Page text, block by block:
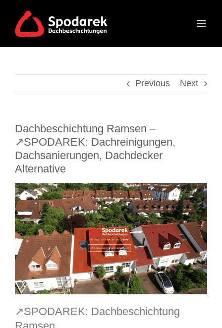
content
Previous Next
Dachbeschichtung Ramsen –
↗️SPODAREK: Dachreinigungen,
Dachsanierungen, Dachdecker
Alternative
↗️SPODAREK: Dachbeschichtung